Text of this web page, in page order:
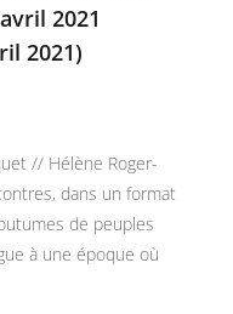
2021
2021)
// Hélène Roger-
dans un format
de peuples
à une époque où